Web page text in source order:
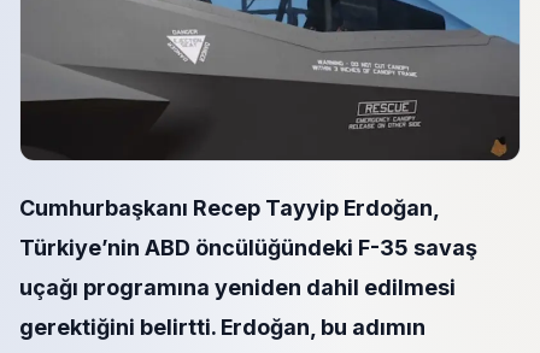
Cumhurbaşkanı Recep Tayyip Erdoğan,
Türkiye’nin ABD öncülüğündeki F-35 savaş
uçağı programına yeniden dahil edilmesi
gerektiğini belirtti. Erdoğan, bu adımın